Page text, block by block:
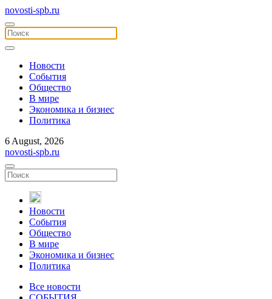
novosti-spb.ru
Новости
События
Общество
В мире
Экономика и бизнес
Политика
6 August, 2026
novosti-spb.ru
Новости
События
Общество
В мире
Экономика и бизнес
Политика
Все новости